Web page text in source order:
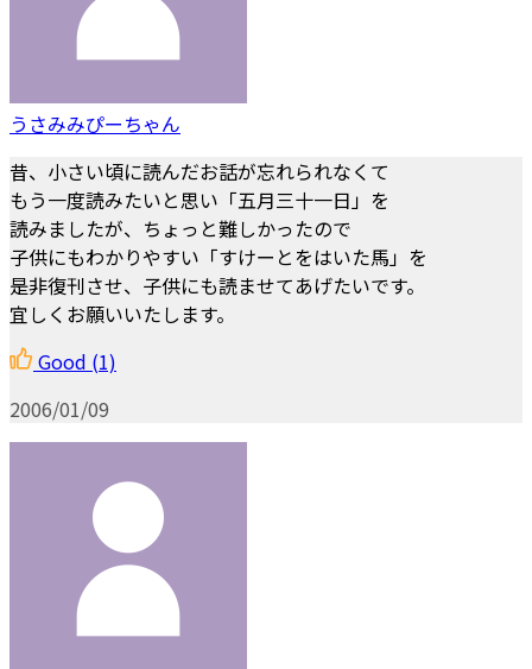
うさみみぴーちゃん
昔、小さい頃に読んだお話が忘れられなくて
もう一度読みたいと思い「五月三十一日」を
読みましたが、ちょっと難しかったので
子供にもわかりやすい「すけーとをはいた馬」を
是非復刊させ、子供にも読ませてあげたいです。
宜しくお願いいたします。
Good (1)
2006/01/09